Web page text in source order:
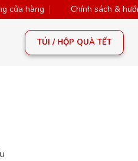
cửa hàng Chính sách &
TÚI / HỘP QUÀ TẾT